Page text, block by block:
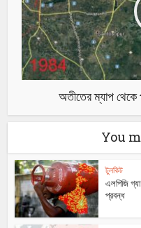
অতীতের ম্যাপ থেকে
You
টুলকিট
এলপিজি
প্রবন্ধ